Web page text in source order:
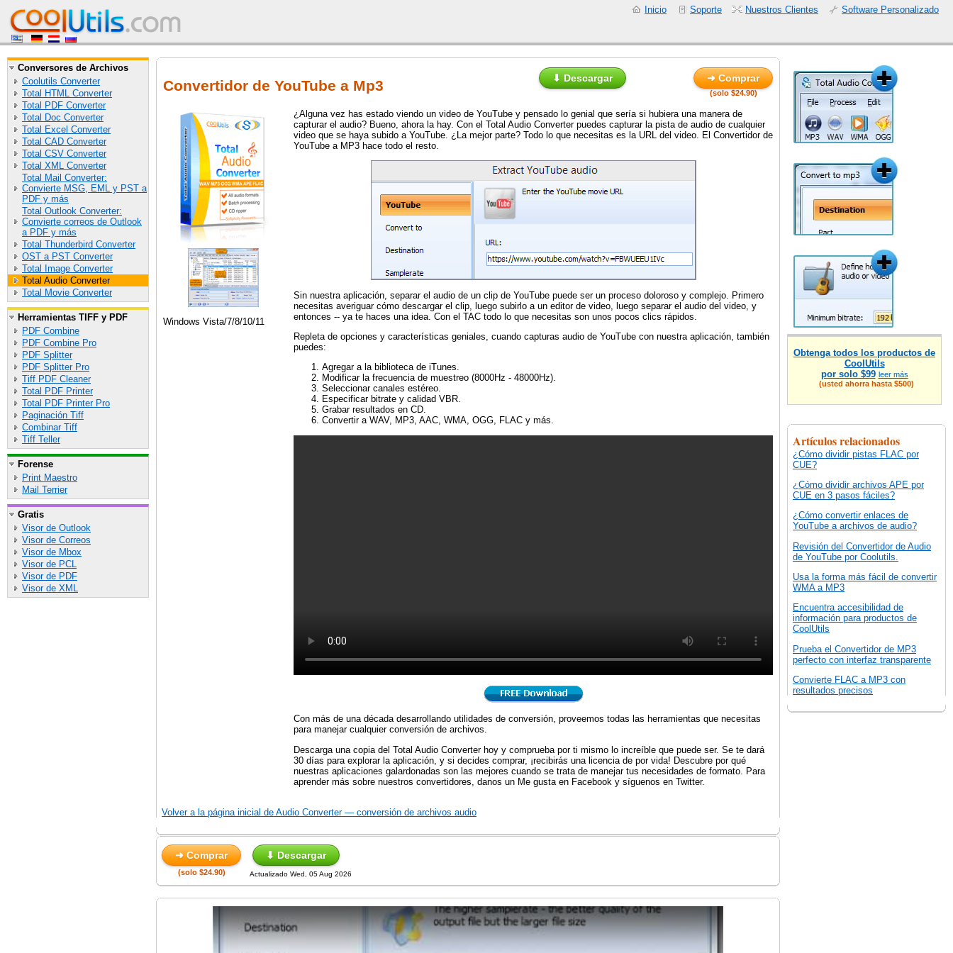
Inicio Soporte Nuestros Clientes Software Personalizado
Conversores de Archivos
Coolutils Converter
Total HTML Converter
Total PDF Converter
Total Doc Converter
Total Excel Converter
Total CAD Converter
Total CSV Converter
Total XML Converter
Total Mail Converter:
Convierte MSG, EML y PST a
PDF y más
Total Outlook Converter:
Convierte correos de Outlook
a PDF y más
Total Thunderbird Converter
OST a PST Converter
Total Image Converter
Total Audio Converter
Total Movie Converter
Herramientas TIFF y PDF
PDF Combine
PDF Combine Pro
PDF Splitter
PDF Splitter Pro
Tiff PDF Cleaner
Total PDF Printer
Total PDF Printer Pro
Paginación Tiff
Combinar Tiff
Tiff Teller
Forense
Print Maestro
Mail Terrier
Gratis
Visor de Outlook
Visor de Correos
Visor de Mbox
Visor de PCL
Visor de PDF
Visor de XML
Convertidor de YouTube a Mp3 ⬇ Descargar ➜ Comprar
(solo $24.90)
Windows Vista/7/8/10/11
¿Alguna vez has estado viendo un video de YouTube y pensado lo genial que sería si hubiera una manera de
capturar el audio? Bueno, ahora la hay. Con el Total Audio Converter puedes capturar la pista de audio de cualquier
video que se haya subido a YouTube. ¿La mejor parte? Todo lo que necesitas es la URL del video. El Convertidor de
YouTube a MP3 hace todo el resto.
Sin nuestra aplicación, separar el audio de un clip de YouTube puede ser un proceso doloroso y complejo. Primero
necesitas averiguar cómo descargar el clip, luego subirlo a un editor de video, luego separar el audio del video, y
entonces -- ya te haces una idea. Con el TAC todo lo que necesitas son unos pocos clics rápidos.
Repleta de opciones y características geniales, cuando capturas audio de YouTube con nuestra aplicación, también
puedes:
Agregar a la biblioteca de iTunes.
Modificar la frecuencia de muestreo (8000Hz - 48000Hz).
Seleccionar canales estéreo.
Especificar bitrate y calidad VBR.
Grabar resultados en CD.
Convertir a WAV, MP3, AAC, WMA, OGG, FLAC y más.
Con más de una década desarrollando utilidades de conversión, proveemos todas las herramientas que necesitas
para manejar cualquier conversión de archivos.
Descarga una copia del Total Audio Converter hoy y comprueba por ti mismo lo increíble que puede ser. Se te dará
30 días para explorar la aplicación, y si decides comprar, ¡recibirás una licencia de por vida! Descubre por qué
nuestras aplicaciones galardonadas son las mejores cuando se trata de manejar tus necesidades de formato. Para
aprender más sobre nuestros convertidores, danos un Me gusta en Facebook y síguenos en Twitter.
Volver a la página inicial de Audio Converter — conversión de archivos audio
➜ Comprar ⬇ Descargar
(solo $24.90) Actualizado Wed, 05 Aug 2026
Obtenga todos los productos de
CoolUtils
por solo $99 leer más
(usted ahorra hasta $500)
Artículos relacionados
¿Cómo dividir pistas FLAC por
CUE?
¿Cómo dividir archivos APE por
CUE en 3 pasos fáciles?
¿Cómo convertir enlaces de
YouTube a archivos de audio?
Revisión del Convertidor de Audio
de YouTube por Coolutils.
Usa la forma más fácil de convertir
WMA a MP3
Encuentra accesibilidad de
información para productos de
CoolUtils
Prueba el Convertidor de MP3
perfecto con interfaz transparente
Convierte FLAC a MP3 con
resultados precisos